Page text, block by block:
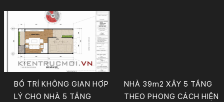
BỐ TRÍ KHÔNG GIAN HỢP
LÝ CHO NHÀ 5 TẦNG
NHÀ 39m2 XÂY 5 TẦNG
THEO PHONG CÁCH HIỆN